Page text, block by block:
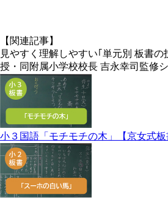
【関連記事】
見やすく理解しやすい｢単元別 板書
授・同附属小学校校長 吉永幸司監修
小３国語「モチモチの木」【京女式板